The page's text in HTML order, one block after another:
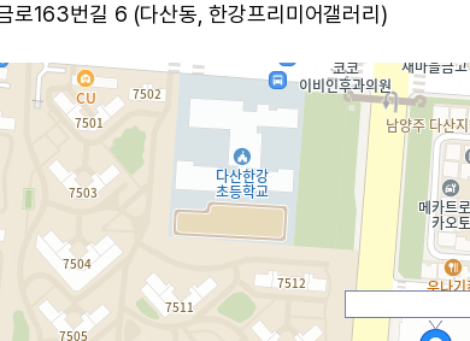
로163번길 6 (다산동, 한강프리미어갤러리)